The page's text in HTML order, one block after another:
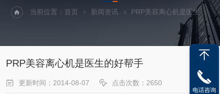
当前位置：首页 新闻资讯 PRP美容离心机是医生的好帮手
PRP美容离心机是医生的好帮手
更新时间：2014-08-07 点击次数：2650
电话咨询